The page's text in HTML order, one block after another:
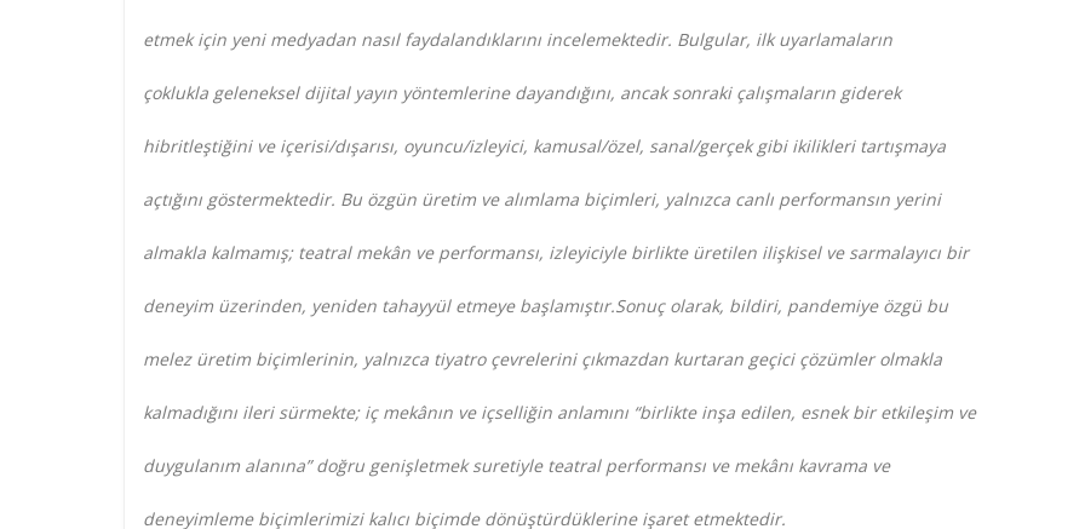
etmek için yeni medyadan nasıl faydalandıklarını incelemektedir. Bulgular, ilk uyarlamaların
çoklukla geleneksel dijital yayın yöntemlerine dayandığını, ancak sonraki çalışmaların giderek
hibritleştiğini ve içerisi/dışarısı, oyuncu/izleyici, kamusal/özel, sanal/gerçek gibi ikilikleri tartışmaya
açtığını göstermektedir. Bu özgün üretim ve alımlama biçimleri, yalnızca canlı performansın yerini
almakla kalmamış; teatral mekân ve performansı, izleyiciyle birlikte üretilen ilişkisel ve sarmalayıcı bir
deneyim üzerinden, yeniden tahayyül etmeye başlamıştır.Sonuç olarak, bildiri, pandemiye özgü bu
melez üretim biçimlerinin, yalnızca tiyatro çevrelerini çıkmazdan kurtaran geçici çözümler olmakla
kalmadığını ileri sürmekte; iç mekânın ve içselliğin anlamını “birlikte inşa edilen, esnek bir etkileşim ve
duygulanım alanına” doğru genişletmek suretiyle teatral performansı ve mekânı kavrama ve
deneyimleme biçimlerimizi kalıcı biçimde dönüştürdüklerine işaret etmektedir.